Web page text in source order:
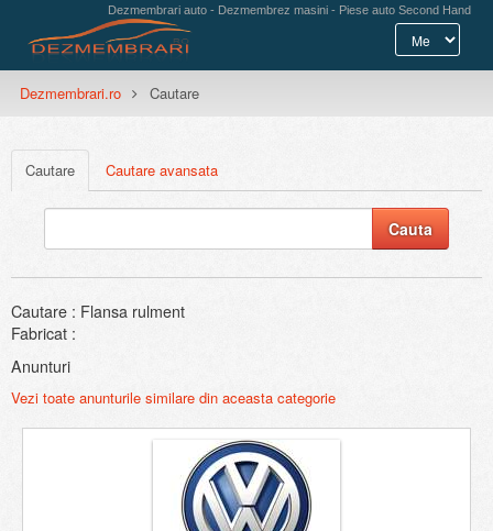
Dezmembrari auto - Dezmembrez masini - Piese auto Second Hand
Dezmembrari.ro Cautare
Cautare Cautare avansata
Cautare : Flansa rulment
Fabricat :
Anunturi
Vezi toate anunturile similare din aceasta categorie